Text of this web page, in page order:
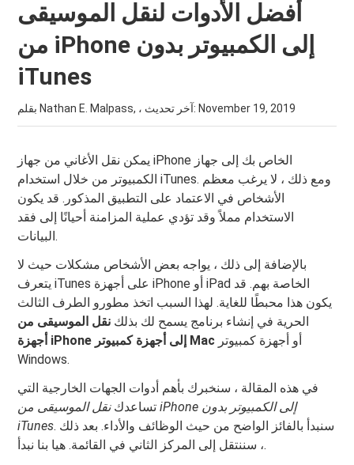
أفضل الأدوات لنقل الموسيقى
من iPhone إلى الكمبيوتر بدون
iTunes
بقلم Nathan E. Malpass, ، آخر تحديث: November 19, 2019
يمكن نقل الأغاني من جهاز iPhone الخاص بك إلى جهاز
الكمبيوتر من خلال استخدام iTunes. ومع ذلك ، لا يرغب معظم
الأشخاص في الاعتماد على التطبيق المذكور. قد يكون
الاستخدام مملاً وقد تؤدي عملية المزامنة أحيانًا إلى فقد
البيانات.
بالإضافة إلى ذلك ، يواجه بعض الأشخاص مشكلات حيث لا
يتعرف iTunes على أجهزة iPhone أو iPad الخاصة بهم. قد
يكون هذا محبطًا للغاية. لهذا السبب اتخذ مطورو الطرف الثالث
الحرية في إنشاء برنامج يسمح لك بذلك نقل الموسيقى من
أجهزة iPhone إلى أجهزة كمبيوتر Mac
Windows.
في هذه المقالة ، سنخبرك بأهم أدوات الجهات الخارجية التي
تساعدكنقل الموسيقى من iPhone إلى الكمبيوتر بدون
iTunes. سنبدأ بالفائز الواضح من حيث الوظائف والأداء. بعد ذلك
، سننتقل إلى المركز الثاني في القائمة. هيا بنا نبدأ.